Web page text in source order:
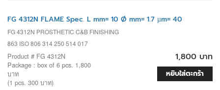
FG 4312N FLAME Spec. L mm= 10 Ø mm= 1.7 µm= 40
FG 4312N PROSTHETIC C&B FINISHING
863 ISO 806 314 250 514 017
Product # FG 4312N
Package : box of 6 pcs. 1,800
บาท
(1 pcs. 300 บาท)
1,800 บาท
หยิบใส่ตะกร้า